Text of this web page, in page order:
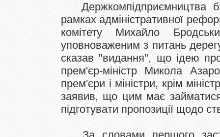
Держкомпідприємництва
рамках адміністративної
комітету Михайло
уповноваженим з питань
сказав "видання", що ідею
прем'єр-міністр Микола
прем'єри і міністри, крім
заявив, що цим має
підготувати пропозиції щодо